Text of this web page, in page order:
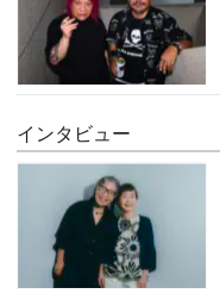
インタビュー